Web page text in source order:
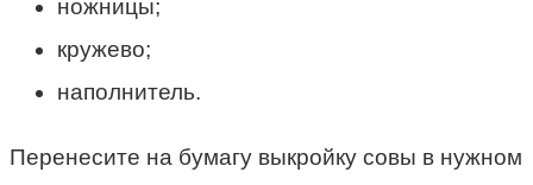
ножницы;
кружево;
наполнитель.
Перенесите на бумагу выкройку совы в нужном